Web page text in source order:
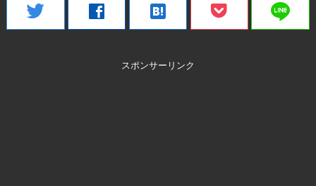
twitter facebook hatenabookmark line
スポンサーリンク